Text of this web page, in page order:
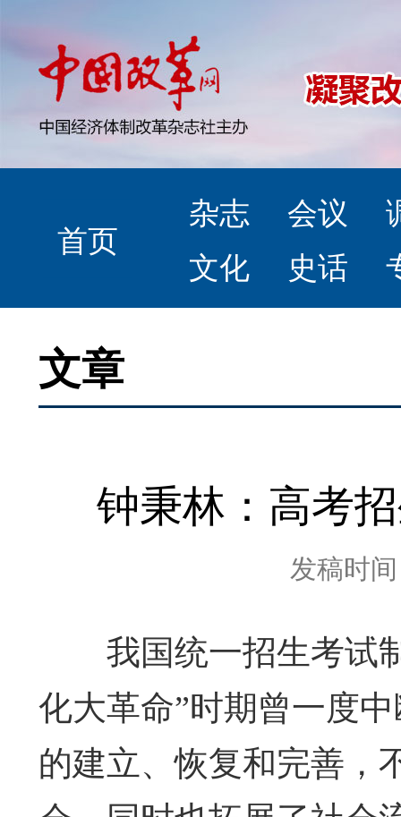
首页
杂志 会议
文化
史话
文章
钟秉林：高考
发稿时
我国统一招生考试
化大革命”时期曾一度
的建立、恢复和完善，